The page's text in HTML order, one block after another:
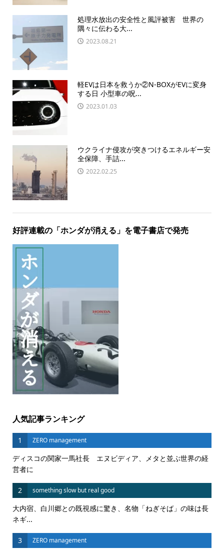
処理水放出の安全性と風評被害 世界の
隅々に伝わる大...
2023.08.21
軽EVは日本を救うか②N-BOXがEVに変身
する日 小型車の呪...
2023.01.03
ウクライナ侵攻が突きつけるエネルギー安
全保障、手詰...
2022.02.25
好評連載の「ホンダが消える」を電子書店で発売
人気記事ランキング
1 ZERO management
ディスコの関家一馬社長 エヌビディア、メタと並ぶ世界の経
営者に
2 something slow but real good
大内宿、白川郷との既視感に驚き、名物「ねぎそば」の味は長
ネギ...
3 ZERO management